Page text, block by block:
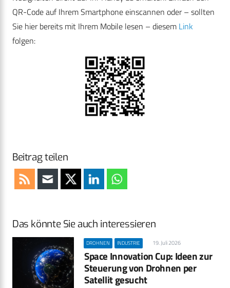
QR-Code auf Ihrem Smartphone einscannen oder – sollten
Sie hier bereits mit Ihrem Mobile lesen – diesem Link
folgen:
Beitrag teilen
Das könnte Sie auch interessieren
DROHNEN INDUSTRIE 19. Juli 2026
Space Innovation Cup: Ideen zur
Steuerung von Drohnen per
Satellit gesucht